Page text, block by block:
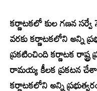
కర్ణాటకలో కుల గణన
వరకు కర్ణాటకలోని అన్ని
ప్రకటించింది కర్ణాటక రాష్ట్ర
రామయ్య కీలక ప్రకటన
కర్ణాటకలోని అన్ని